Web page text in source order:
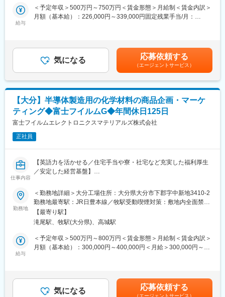
■入社後イメージ：
・1年目：ワイヤーハーネス生産に必要な基礎知識（座学）＋現場
試作イベントから量産までの流れを理解し、必要な専門知識＋工
法を学びます。
・3年目以降：主担当として工程設計～工法検討を行い、海外との
■当社の強み：
・住友電装のグループ会社として、住友電装のワイヤーハーネス
国内製造の中心的存在を担っています。電気自動車や水素自動車
向けの先端技術を織込んだワイヤーハーネスの試作開発や、大手
自動車メーカーの著名車種の量産や補給品の生産を行っていま
す。
変更の範囲：会社の定める業務
※営業業務全般
・製品の仕様確認
・納期交渉、調整
・販売計画、戦略立案
※海外顧客に関しては、海外現地法人を介した営業のため、海外顧
客との直接のやり取りは殆どありません。
日本マイクロニクス（MJC）は半導体製造工程で使用される検査
器具“プローブカード”、検査装置“テスタ”などを半導体メーカーに
シェアは世界トップクラスを誇り、これらは半導体の品質や性能
を支えるため、高い精度を用いて開発・製造しています。
開発しているのも特徴です。
変更の範囲：会社の定める業務
給与
＜予定年収＞500万円～750万円＜賃金形態＞月給制＜賃金内訳＞
月額（基本給）：226,000円～339,000円固定残業手当/月：
は能力や経験を考慮の上、最終的に決定します。■昇給：年1回■
賞与：年2回支給（2024年実績7.42ヵ月）賃金はあくまでも目安
の金額であり、選考を通じて上下する可能性があります。月給(月
額)は固定手当を含めた表記です。
気になる 応募依頼する
（エージェントサービス）
【大分】半導体製造用の化学材料の商品企画・マーケ
ティング◆富士フイルムG◆年間休日125日
富士フイルムエレクトロニクスマテリアルズ株式会社
正社員
仕事内容
【英語力を活かせる／住宅手当や寮・社宅など充実した福利厚生
／安定した経営基盤】
■業務内容
今回募集するポジションでは「ワンストップソリューションを提
供する半導体材料メーカー」として、最先端半導体プロセスに不
可欠な化学材料、および安定したサプライチェーンをグローバル
に展開することで、最も信頼される材料パートナーとなり、世界
の半導体業界の持続的な成長を牽引していきます。
半導体向け商品・サービスを顧客と共に創り上げ、顧客の複雑化
したニーズと課題の解決に貢献します。また、グローバル市場に
■募集背景
勤務地
＜勤務地詳細＞大分工場住所：大分県大分市下郡字中新地3410-2
勤務地最寄駅：JR日豊本線／牧駅受動喫煙対策：敷地内全面禁煙
変更の範囲：会社の定める事業所（リモートワーク含む）
【最寄り駅】
滝尾駅、牧駅(大分県)、高城駅
給与
＜予定年収＞500万円～800万円＜賃金形態＞月給制＜賃金内訳＞
月額（基本給）：300,000円～400,000円＜月給＞300,000円～
の金額であり、選考を通じて上下する可能性があります。月給(月
額)は固定手当を含めた表記です。
気になる 応募依頼する
（エージェントサービス）